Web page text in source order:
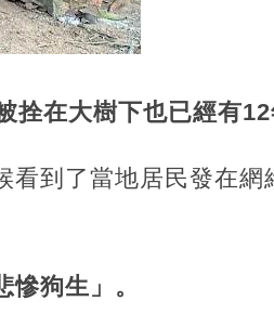
在大樹下也已經有12
到了當地居民發在網
狗生」。